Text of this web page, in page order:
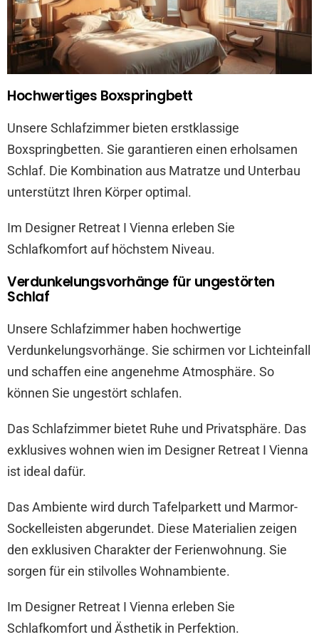
Hochwertiges Boxspringbett
Unsere Schlafzimmer bieten erstklassige
Boxspringbetten. Sie garantieren einen erholsamen
Schlaf. Die Kombination aus Matratze und Unterbau
unterstützt Ihren Körper optimal.
Im Designer Retreat I Vienna erleben Sie
Schlafkomfort auf höchstem Niveau.
Verdunkelungsvorhänge für ungestörten
Schlaf
Unsere Schlafzimmer haben hochwertige
Verdunkelungsvorhänge. Sie schirmen vor Lichteinfall
und schaffen eine angenehme Atmosphäre. So
können Sie ungestört schlafen.
Das Schlafzimmer bietet Ruhe und Privatsphäre. Das
exklusives wohnen wien im Designer Retreat I Vienna
ist ideal dafür.
Das Ambiente wird durch Tafelparkett und Marmor-
Sockelleisten abgerundet. Diese Materialien zeigen
den exklusiven Charakter der Ferienwohnung. Sie
sorgen für ein stilvolles Wohnambiente.
Im Designer Retreat I Vienna erleben Sie
Schlafkomfort und Ästhetik in Perfektion.